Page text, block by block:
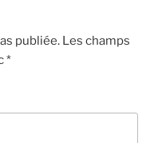
publiée. Les champs
*